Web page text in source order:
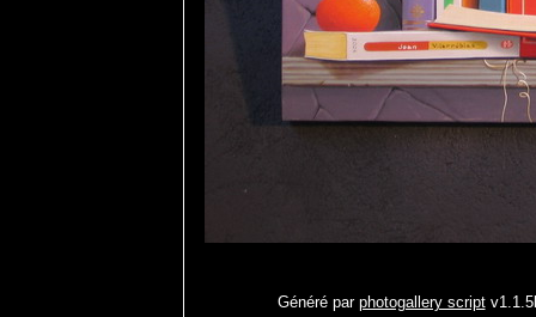
Généré par photogallery script